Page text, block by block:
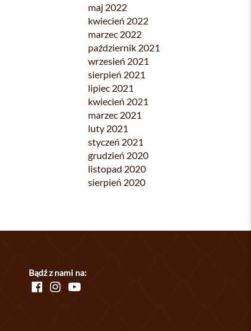
maj 2022
kwiecień 2022
marzec 2022
październik 2021
wrzesień 2021
sierpień 2021
lipiec 2021
kwiecień 2021
marzec 2021
luty 2021
styczeń 2021
grudzień 2020
listopad 2020
sierpień 2020
Bądź z nami na: